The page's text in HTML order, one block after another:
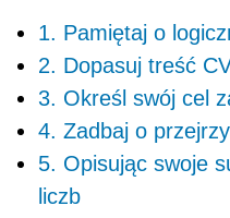
1. Pamiętaj o
2. Dopasuj treść
3. Określ swój cel
4. Zadbaj o
5. Opisując swoje
liczb